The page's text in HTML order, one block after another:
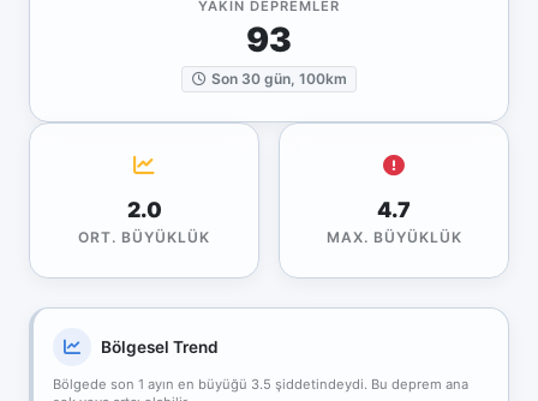
YAKIN DEPREMLER
93
Son 30 gün, 100km
2.0
ORT. BÜYÜKLÜK
4.7
MAX. BÜYÜKLÜK
Bölgesel Trend
Bölgede son 1 ayın en büyüğü 3.5 şiddetindeydi. Bu deprem ana